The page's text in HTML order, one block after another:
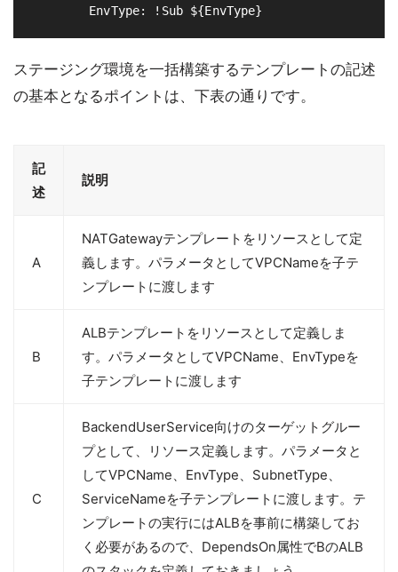
ステージング環境を一括構築するテンプレートの記述
の基本となるポイントは、下表の通りです。
記
述
説明
A
NATGatewayテンプレートをリソースとして定
義します。パラメータとしてVPCNameを子テ
ンプレートに渡します
B
ALBテンプレートをリソースとして定義しま
す。パラメータとしてVPCName、EnvTypeを
子テンプレートに渡します
C
BackendUserService向けのターゲットグルー
プとして、リソース定義します。パラメータと
してVPCName、EnvType、SubnetType、
ServiceNameを子テンプレートに渡します。テ
ンプレートの実行にはALBを事前に構築してお
く必要があるので、DependsOn属性でBのALB